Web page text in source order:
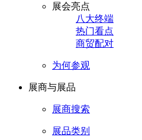
展会亮点
八大终端
热门看点
商贸配对
为何参观
展商与展品
展商搜索
展品类别